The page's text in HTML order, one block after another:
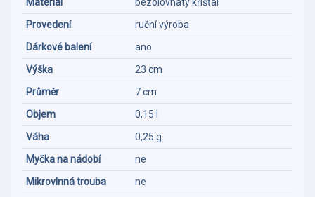
Provedení
ruční výroba
Dárkové balení
ano
Výška
23 cm
Průměr
7 cm
Objem
0,15 l
Váha
0,25 g
Myčka na nádobí
ne
Mikrovlnná trouba
ne